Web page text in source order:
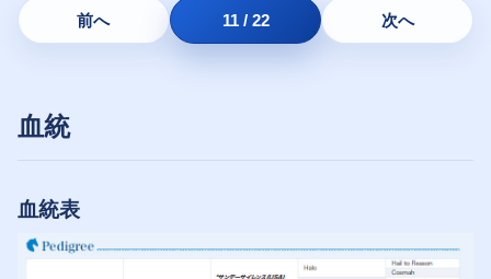
前へ 11 / 22 次へ
血統
血統表